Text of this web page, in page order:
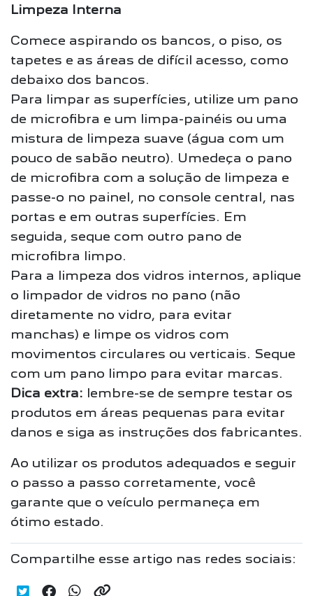
Limpeza Interna
Comece aspirando os bancos, o piso, os
tapetes e as áreas de difícil acesso, como
debaixo dos bancos.
Para limpar as superfícies, utilize um pano
de microfibra e um limpa-painéis ou uma
mistura de limpeza suave (água com um
pouco de sabão neutro). Umedeça o pano
de microfibra com a solução de limpeza e
passe-o no painel, no console central, nas
portas e em outras superfícies. Em
seguida, seque com outro pano de
microfibra limpo.
Para a limpeza dos vidros internos, aplique
o limpador de vidros no pano (não
diretamente no vidro, para evitar
manchas) e limpe os vidros com
movimentos circulares ou verticais. Seque
com um pano limpo para evitar marcas.
Dica extra: lembre-se de sempre testar os
produtos em áreas pequenas para evitar
danos e siga as instruções dos fabricantes.
Ao utilizar os produtos adequados e seguir
o passo a passo corretamente, você
garante que o veículo permaneça em
ótimo estado.
Compartilhe esse artigo nas redes sociais: